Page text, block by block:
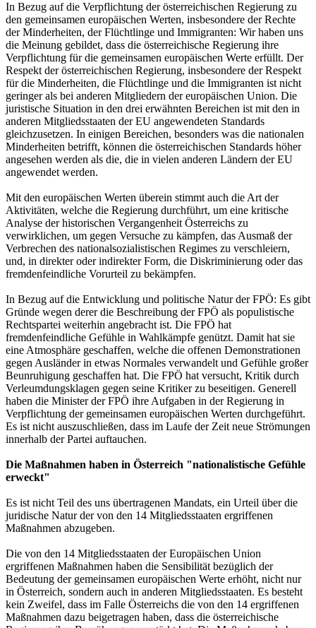
In Bezug auf die Verpflichtung der österreichischen Regierung zu
den gemeinsamen europäischen Werten, insbesondere der Rechte
der Minderheiten, der Flüchtlinge und Immigranten: Wir haben uns
die Meinung gebildet, dass die österreichische Regierung ihre
Verpflichtung für die gemeinsamen europäischen Werte erfüllt. Der
Respekt der österreichischen Regierung, insbesondere der Respekt
für die Minderheiten, die Flüchtlinge und die Immigranten ist nicht
geringer als bei anderen Mitgliedern der europäischen Union. Die
juristische Situation in den drei erwähnten Bereichen ist mit den in
anderen Mitgliedsstaaten der EU angewendeten Standards
gleichzusetzen. In einigen Bereichen, besonders was die nationalen
Minderheiten betrifft, können die österreichischen Standards höher
angesehen werden als die, die in vielen anderen Ländern der EU
angewendet werden.
Mit den europäischen Werten überein stimmt auch die Art der
Aktivitäten, welche die Regierung durchführt, um eine kritische
Analyse der historischen Vergangenheit Österreichs zu
verwirklichen, um gegen Versuche zu kämpfen, das Ausmaß der
Verbrechen des nationalsozialistischen Regimes zu verschleiern,
und, in direkter oder indirekter Form, die Diskriminierung oder das
fremdenfeindliche Vorurteil zu bekämpfen.
In Bezug auf die Entwicklung und politische Natur der FPÖ: Es gibt
Gründe wegen derer die Beschreibung der FPÖ als populistische
Rechtspartei weiterhin angebracht ist. Die FPÖ hat
fremdenfeindliche Gefühle in Wahlkämpfe genützt. Damit hat sie
eine Atmosphäre geschaffen, welche die offenen Demonstrationen
gegen Ausländer in etwas Normales verwandelt und Gefühle großer
Beunruhigung geschaffen hat. Die FPÖ hat versucht, Kritik durch
Verleumdungsklagen gegen seine Kritiker zu beseitigen. Generell
haben die Minister der FPÖ ihre Aufgaben in der Regierung in
Verpflichtung der gemeinsamen europäischen Werten durchgeführt.
Es ist nicht auszuschließen, dass im Laufe der Zeit neue Strömungen
innerhalb der Partei auftauchen.
Die Maßnahmen haben in Österreich "nationalistische Gefühle
erweckt"
Es ist nicht Teil des uns übertragenen Mandats, ein Urteil über die
juridische Natur der von den 14 Mitgliedsstaaten ergriffenen
Maßnahmen abzugeben.
Die von den 14 Mitgliedsstaaten der Europäischen Union
ergriffenen Maßnahmen haben die Sensibilität bezüglich der
Bedeutung der gemeinsamen europäischen Werte erhöht, nicht nur
in Österreich, sondern auch in anderen Mitgliedsstaaten. Es besteht
kein Zweifel, dass im Falle Österreichs die von den 14 ergriffenen
Maßnahmen dazu beigetragen haben, dass die österreichische